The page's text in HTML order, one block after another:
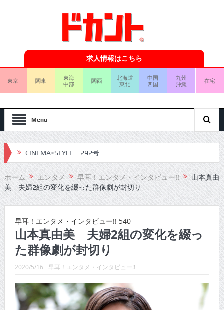
求人情報はこちら
東京 関東
東海
中部
関西
北海道
東北
中国
四国
九州
沖縄
在宅
Menu
CINEMA×STYLE 292号
CINEMA×STYLE 291号
CINEMA×STYLE 290号
CINEMA×STYLE 288号
CINEMA×STYLE 287号
CINEMA×STYLE 286号
CINEMA×STYLE 285号
CINEMA×STYLE 294号
ホーム エンタメ 早耳！エンタメ・インタビュー!!
山本真由
美 夫婦2組の変化を綴った群像劇が封切り
早耳！エンタメ・インタビュー!! 540
山本真由美 夫婦2組の変化を綴っ
た群像劇が封切り
2020/5/16 早耳！エンタメ・インタビュー!!